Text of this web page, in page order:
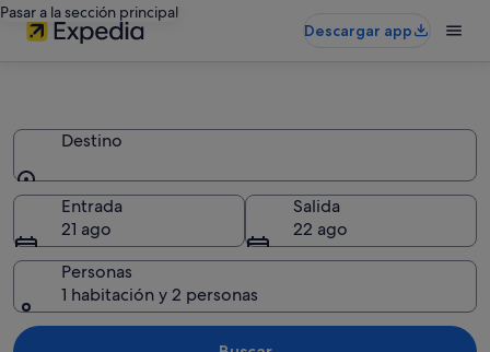
Pasar a la sección principal
Descargar app
Destino
Destino
Entrada
21 ago
Salida
22 ago
Personas
1 habitación y 2 personas